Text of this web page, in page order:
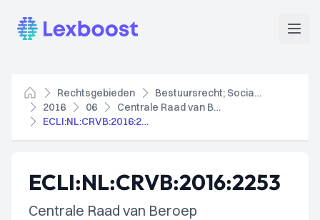
Lexboost
Home
Rechtsgebieden
Bestuursrecht; Socialezekerheidsrecht
2016
06
Centrale Raad van Beroep
ECLI:NL:CRVB:2016:2253
ECLI:NL:CRVB:2016:2253
Centrale Raad van Beroep